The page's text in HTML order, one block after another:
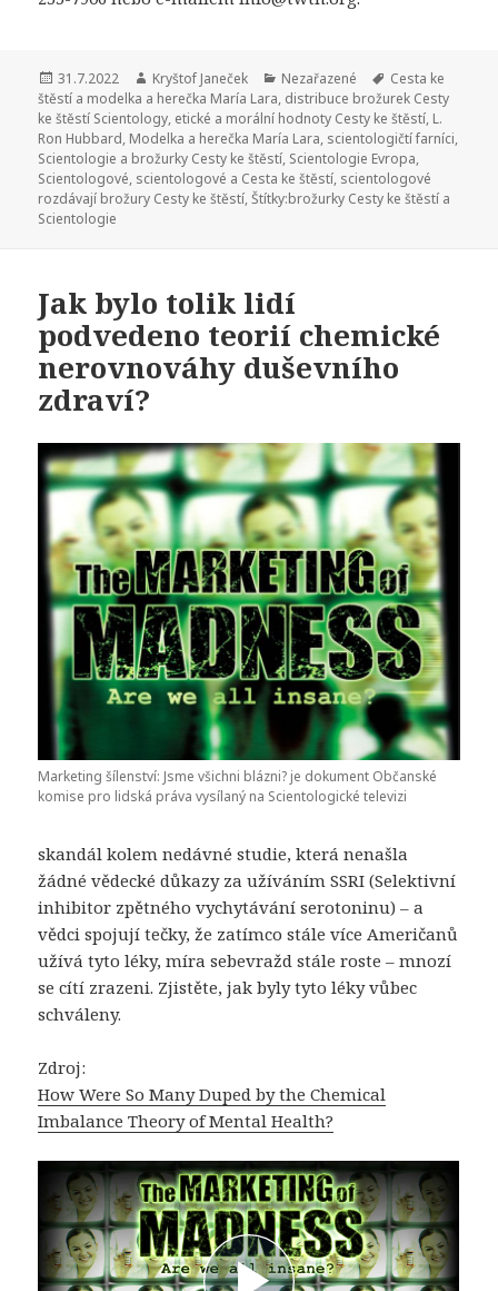
Publikováno:
31.7.2022 Autor:
Kryštof Janeček Rubriky:
Nezařazené Štítky:
Cesta ke
štěstí a modelka a herečka María Lara, distribuce brožurek Cesty
ke štěstí Scientology, etické a morální hodnoty Cesty ke štěstí, L.
Ron Hubbard, Modelka a herečka María Lara, scientologičtí farníci,
Scientologie a brožurky Cesty ke štěstí, Scientologie Evropa,
Scientologové, scientologové a Cesta ke štěstí, scientologové
rozdávají brožury Cesty ke štěstí,Štítky:brožurky Cesty ke štěstí a
Scientologie
Jak bylo tolik lidí
podvedeno teorií chemické
nerovnováhy duševního
zdraví?
Marketing šílenství: Jsme všichni blázni? je dokument Občanské
komise pro lidská práva vysílaný na Scientologické televizi
skandál kolem nedávné studie, která nenašla
žádné vědecké důkazy za užíváním SSRI (Selektivní
inhibitor zpětného vychytávání serotoninu) – a
vědci spojují tečky, že zatímco stále více Američanů
užívá tyto léky, míra sebevražd stále roste – mnozí
se cítí zrazeni. Zjistěte, jak byly tyto léky vůbec
schváleny.
Zdroj:
How Were So Many Duped by the Chemical
Imbalance Theory of Mental Health?